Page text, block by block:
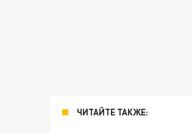
ЧИТАЙТЕ ТАКЖЕ: